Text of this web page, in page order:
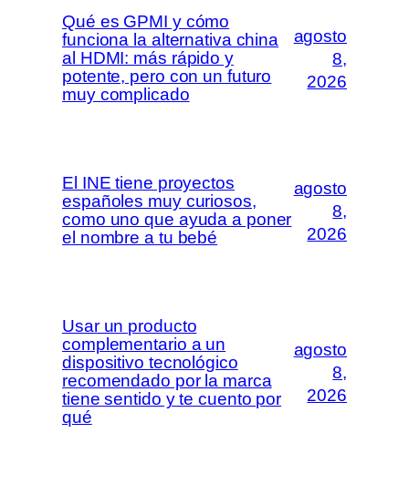
Qué es GPMI y cómo
funciona la alternativa china
al HDMI: más rápido y
potente, pero con un futuro
muy complicado
agosto
8,
2026
El INE tiene proyectos
españoles muy curiosos,
como uno que ayuda a poner
el nombre a tu bebé
agosto
8,
2026
Usar un producto
complementario a un
dispositivo tecnológico
recomendado por la marca
tiene sentido y te cuento por
qué
agosto
8,
2026